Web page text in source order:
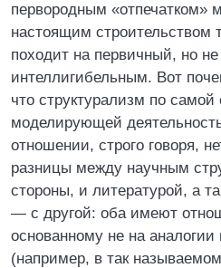
первородным «отпечатком»
настоящим строительством
походит на первичный, но не
интеллигибельным. Вот
что структурализм по самой
моделирующей
отношении, строго говоря,
разницы между научным
стороны, и литературой, а
— с другой: оба имеют
основанному не на
(например, в так